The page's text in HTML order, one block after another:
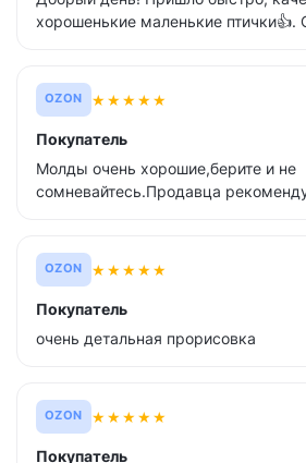
хорошенькие маленькие птички👍.
OZON ★★★★★
Покупатель
Молды очень хорошие,берите и не
сомневайтесь.Продавца
OZON ★★★★★
Покупатель
очень детальная прорисовка
OZON ★★★★★
Покупатель